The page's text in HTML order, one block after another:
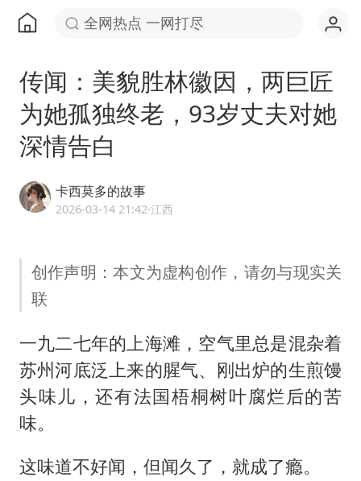
全网热点 一网打尽
传闻：美貌胜林徽因，两巨匠
为她孤独终老，93岁丈夫对她
深情告白
卡西莫多的故事
2026-03-14 21:42·江西
创作声明：本文为虚构创作，请勿与现实关
联
一九二七年的上海滩，空气里总是混杂着
苏州河底泛上来的腥气、刚出炉的生煎馒
头味儿，还有法国梧桐树叶腐烂后的苦
味。
这味道不好闻，但闻久了，就成了瘾。